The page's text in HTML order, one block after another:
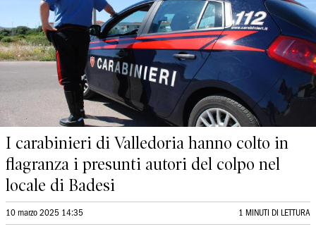
I carabinieri di Valledoria hanno colto in
flagranza i presunti autori del colpo nel
locale di Badesi
10 marzo 2025 14:35 1 MINUTI DI LETTURA